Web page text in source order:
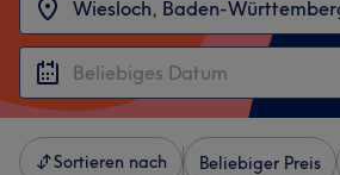
Sortieren nach Beliebiger Preis